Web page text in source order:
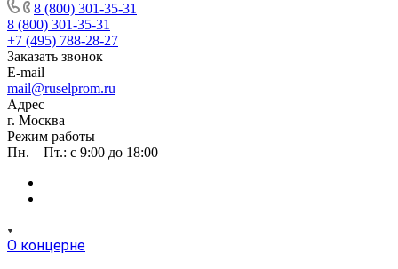
8 (800) 301-35-31
8 (800) 301-35-31
+7 (495) 788-28-27
Заказать звонок
E-mail
mail@ruselprom.ru
Адрес
г. Москва
Режим работы
Пн. – Пт.: с 9:00 до 18:00
О концерне